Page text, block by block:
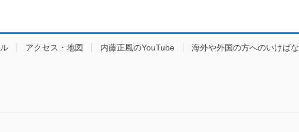
アクセス・地図 内藤正風のYouTube
海外や外国の方へのいけばな